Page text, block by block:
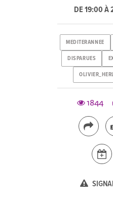
DE 19:00 À
MEDITERANNEE
DISPARUES
1844